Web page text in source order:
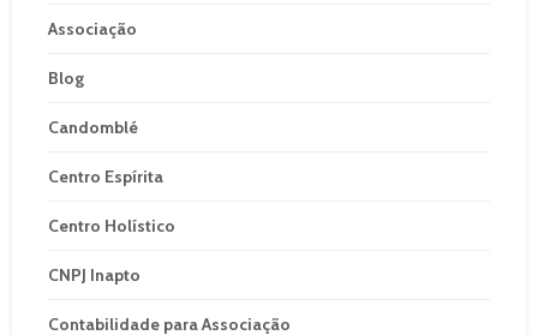
Associação
Blog
Candomblé
Centro Espírita
Centro Holístico
CNPJ Inapto
Contabilidade para Associação